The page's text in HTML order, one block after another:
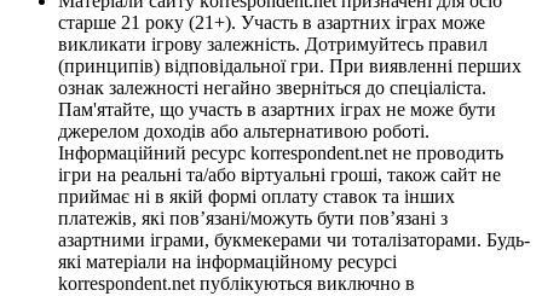
старше 21 року (21+). Участь в азартних іграх може
викликати ігрову залежність. Дотримуйтесь правил
(принципів) відповідальної гри. При виявленні перших
ознак залежності негайно зверніться до спеціаліста.
Пам'ятайте, що участь в азартних іграх не може бути
джерелом доходів або альтернативою роботі.
Інформаційний ресурс korrespondent.net не проводить
ігри на реальні та/або віртуальні гроші, також сайт не
приймає ні в якій формі оплату ставок та інших
платежів, які пов’язані/можуть бути пов’язані з
азартними іграми, букмекерами чи тоталізаторами. Будь-
які матеріали на інформаційному ресурсі
korrespondent.net публікуються виключно в